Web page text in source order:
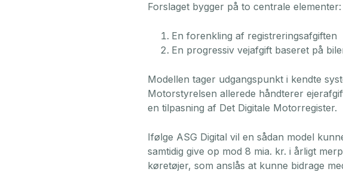
Forslaget bygger på to centrale elementer:
En forenkling af registreringsafgiften
En progressiv vejafgift baseret på
Modellen tager udgangspunkt i kendte
Motorstyrelsen allerede håndterer
en tilpasning af Det Digitale Motorregister.
Ifølge ASG Digital vil en sådan model
samtidig give op mod 8 mia. kr. i årligt
køretøjer, som anslås at kunne bidrage